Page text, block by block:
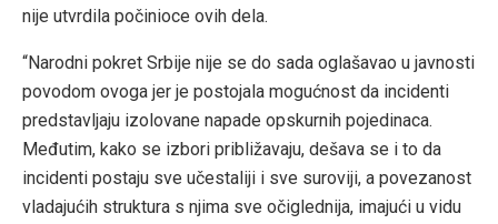
nije utvrdila počinioce ovih dela.
“Narodni pokret Srbije nije se do sada oglašavao u javnosti
povodom ovoga jer je postojala mogućnost da incidenti
predstavljaju izolovane napade opskurnih pojedinaca.
Međutim, kako se izbori približavaju, dešava se i to da
incidenti postaju sve učestaliji i sve suroviji, a povezanost
vladajućih struktura s njima sve očiglednija, imajući u vidu